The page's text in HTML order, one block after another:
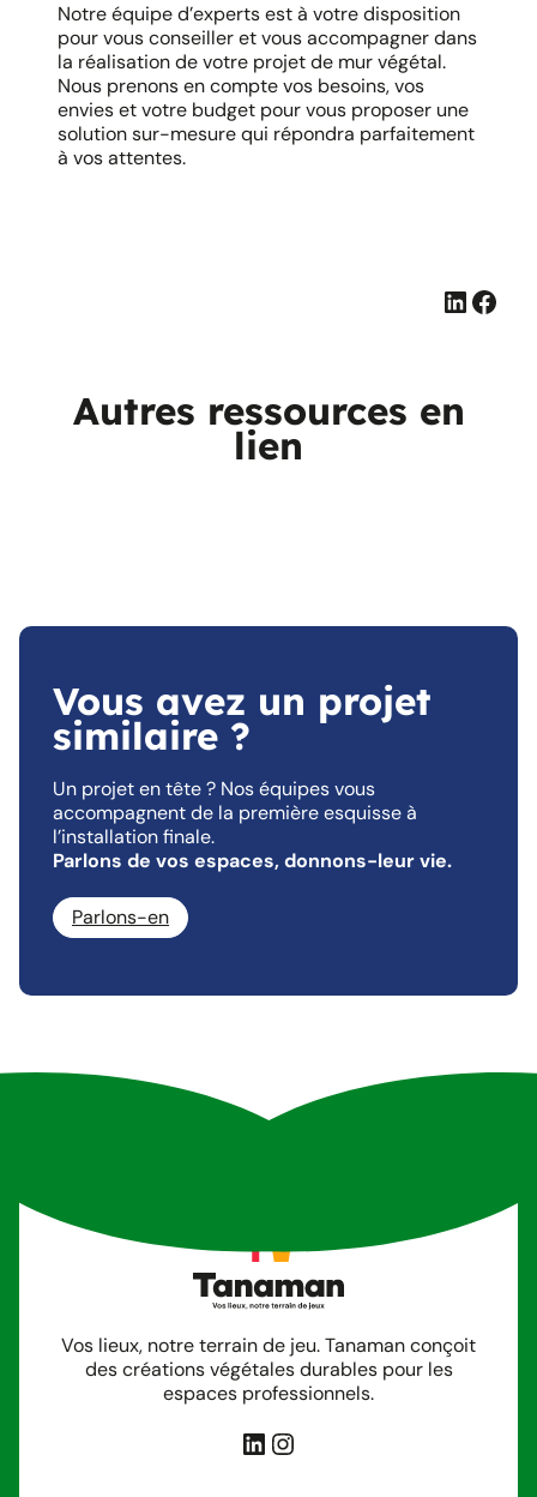
Notre équipe d’experts est à votre disposition
pour vous conseiller et vous accompagner dans
la réalisation de votre projet de mur végétal.
Nous prenons en compte vos besoins, vos
envies et votre budget pour vous proposer une
solution sur-mesure qui répondra parfaitement
à vos attentes.
Autres ressources en
lien
Vous avez un projet
similaire ?
Un projet en tête ? Nos équipes vous
accompagnent de la première esquisse à
l’installation finale.
Parlons de vos espaces, donnons-leur vie.
Parlons-en
Vos lieux, notre terrain de jeu. Tanaman conçoit
des créations végétales durables pour les
espaces professionnels.
LinkedIn
Instagram